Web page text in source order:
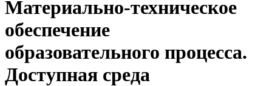
Материально-техническое
обеспечение
образовательного процесса.
Доступная среда